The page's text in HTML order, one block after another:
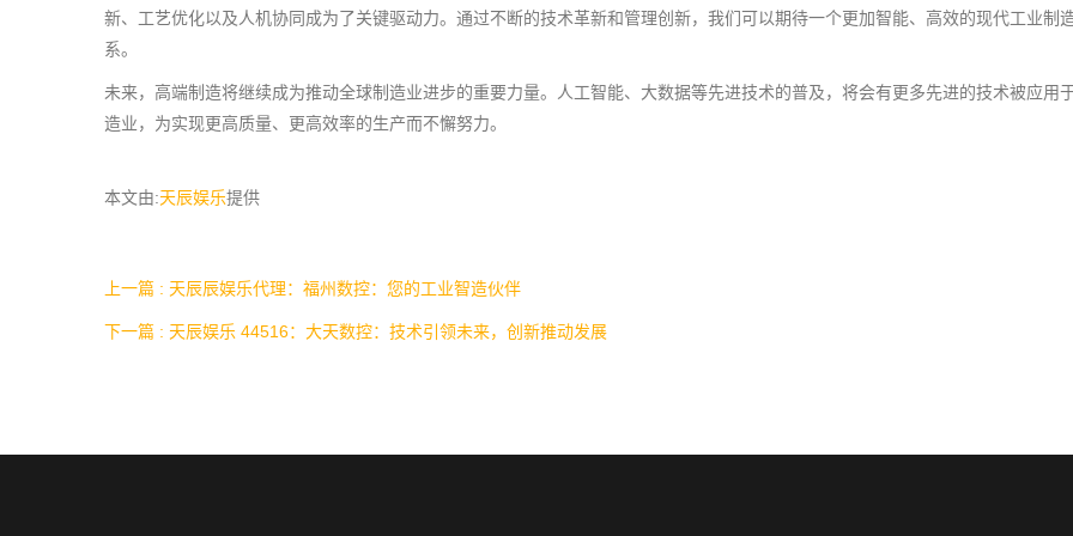
新、工艺优化以及人机协同成为了关键驱动力。通过不断的技术革新和管理创新，我们可以期待一个更加智能、高效的现代工业制
系。
未来，高端制造将继续成为推动全球制造业进步的重要力量。人工智能、大数据等先进技术的普及，将会有更多先进的技术被应用
造业，为实现更高质量、更高效率的生产而不懈努力。
本文由:天辰娱乐提供
上一篇 : 天辰辰娱乐代理：福州数控：您的工业智造伙伴
下一篇 : 天辰娱乐 44516：大天数控：技术引领未来，创新推动发展